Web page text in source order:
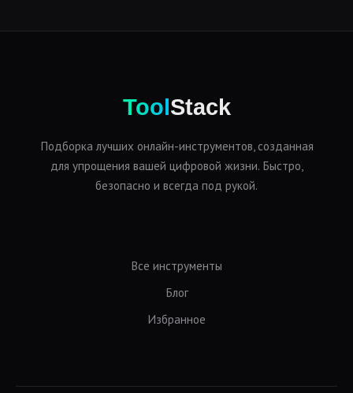
ToolStack
Подборка лучших онлайн-инструментов, созданная
для упрощения вашей цифровой жизни. Быстро,
безопасно и всегда под рукой.
Все инструменты
Блог
Избранное